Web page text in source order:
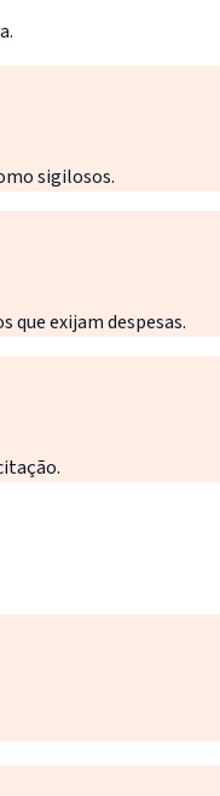
sigilosos.
exijam despesas.